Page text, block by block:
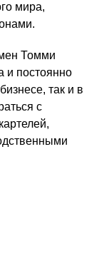
мира,
Томми
и постоянно
так и в
с